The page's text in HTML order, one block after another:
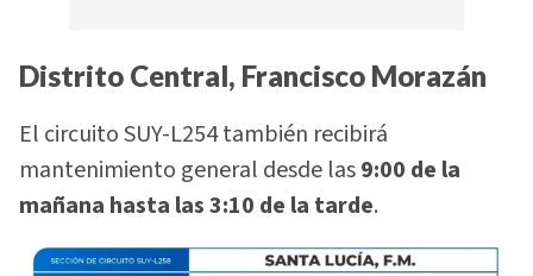
Distrito Central, Francisco Morazán
El circuito SUY-L254 también recibirá
mantenimiento general desde las9:00 de la
mañana hasta las 3:10 de la tarde.